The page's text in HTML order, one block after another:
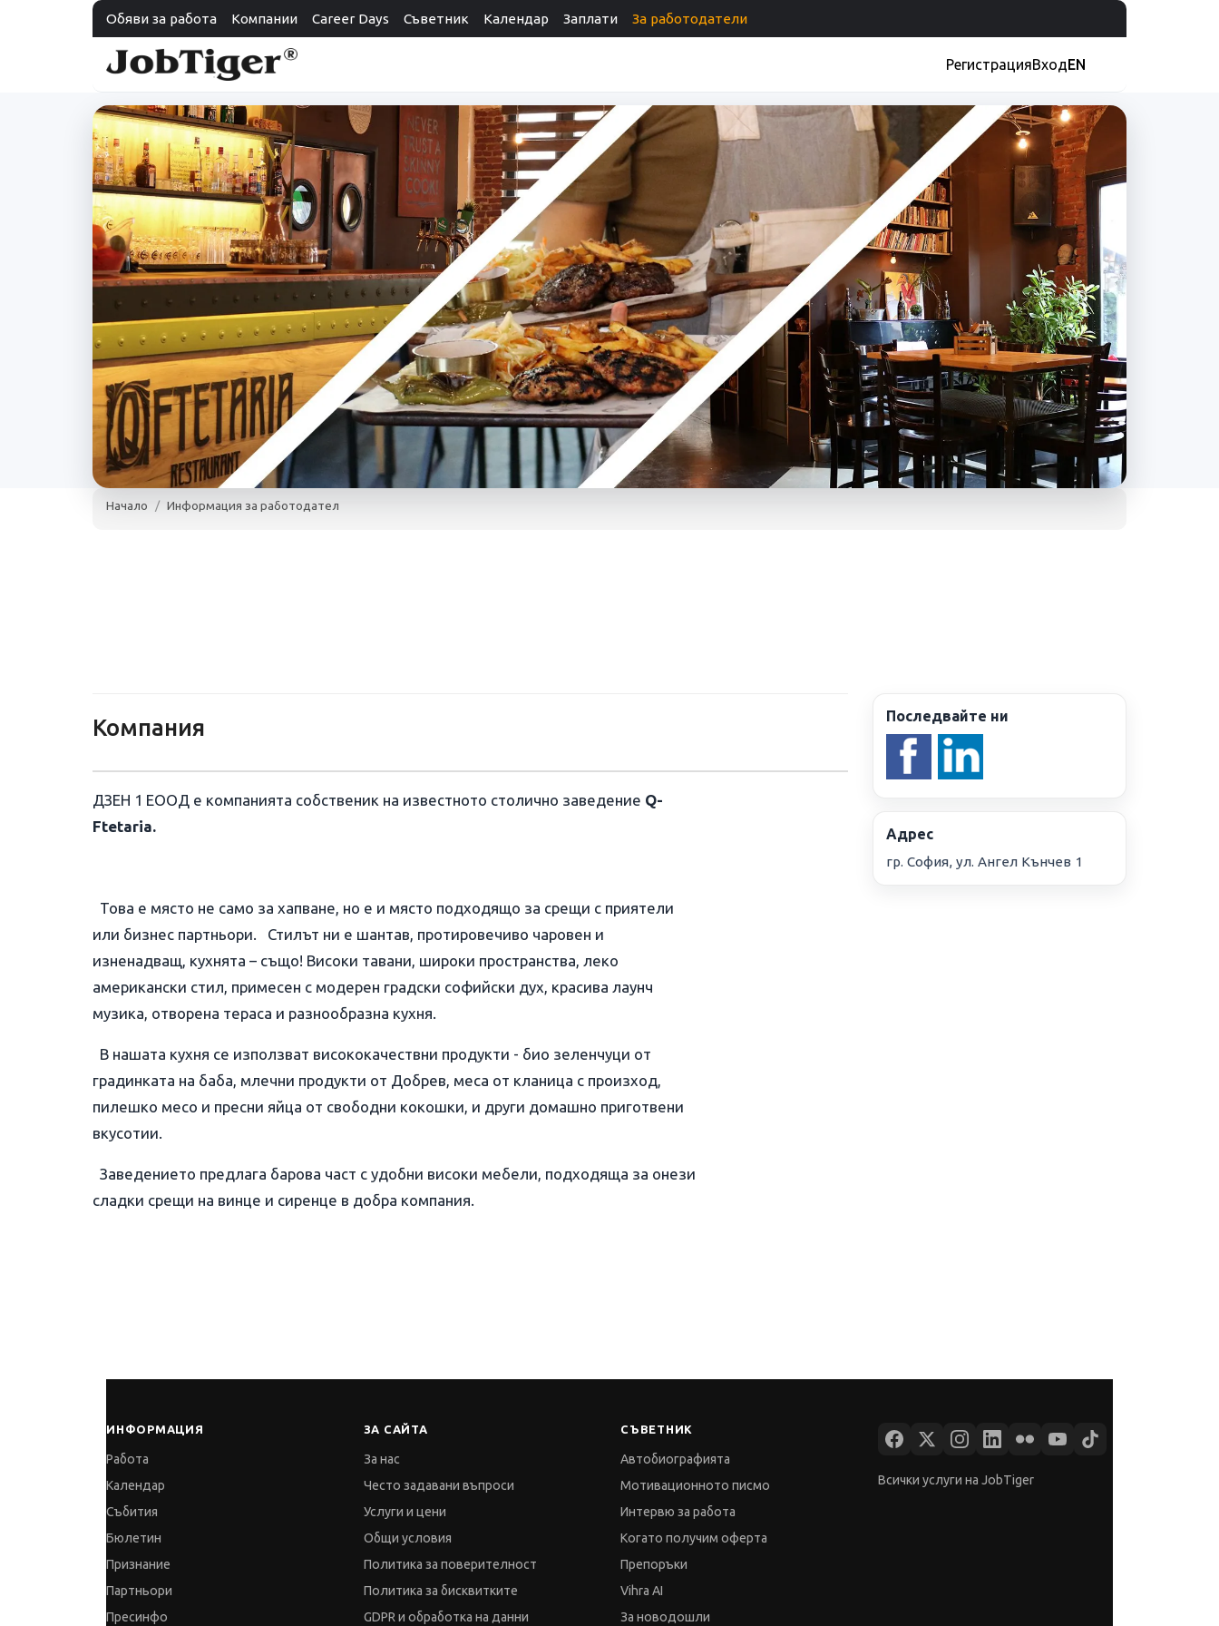
Обяви за работа Компании Career Days Съветник Календар Заплати За работодатели
РегистрацияВходEN
Начало Информация за работодател
Компания
ДЗЕН 1 ЕООД е компанията собственик на известното столично заведение Q-
Ftetaria.
Това е място не само за хапване, но е и място подходящо за срещи с приятели
или бизнес партньори. Стилът ни е шантав, протировечиво чаровен и
изненадващ, кухнята – също! Високи тавани, широки пространства, леко
американски стил, примесен с модерен градски софийски дух, красива лаунч
музика, отворена тераса и разнообразна кухня.
В нашата кухня се използват висококачествни продукти - био зеленчуци от
градинката на баба, млечни продукти от Добрев, меса от кланица с произход,
пилешко месо и пресни яйца от свободни кокошки, и други домашно приготвени
вкусотии.
Заведението предлага барова част с удобни високи мебели, подходящa за онези
сладки срещи на винце и сиренце в добра компания.
Последвайте ни
Адрес
гр. София, ул. Ангел Кънчев 1
ИНФОРМАЦИЯ
Работа
Календар
Събития
Бюлетин
Признание
Партньори
Пресинфо
ЗА САЙТА
За нас
Често задавани въпроси
Услуги и цени
Общи условия
Политика за поверителност
Политика за бисквитките
GDPR и обработка на данни
СЪВЕТНИК
Автобиографията
Мотивационното писмо
Интервю за работа
Когато получим оферта
Препоръки
Vihra AI
За новодошли
Всички услуги на JobTiger